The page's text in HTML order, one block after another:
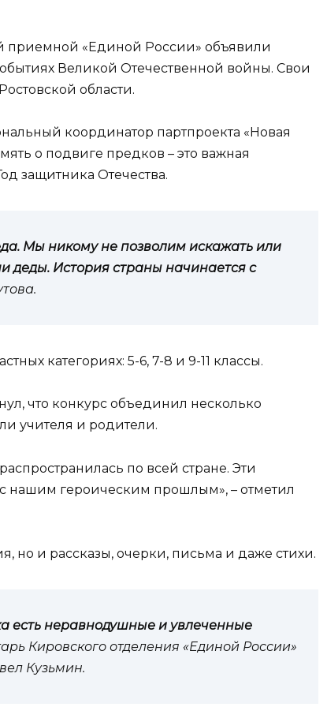
приемной «Единой России» объявили
Великой Отечественной войны. Свои
области.
координатор партпроекта «Новая
о подвиге предков – это важная
защитника Отечества.
Мы никому не позволим искажать или
деды. История страны начинается с
категориях: 5-6, 7-8 и 9-11 классы.
что конкурс объединил несколько
учителя и родители.
по всей стране. Эти
нашим героическим прошлым», – отметил
но и рассказы, очерки, письма и даже стихи.
есть неравнодушные и увлеченные
Кировского отделения «Единой России»
Кузьмин.